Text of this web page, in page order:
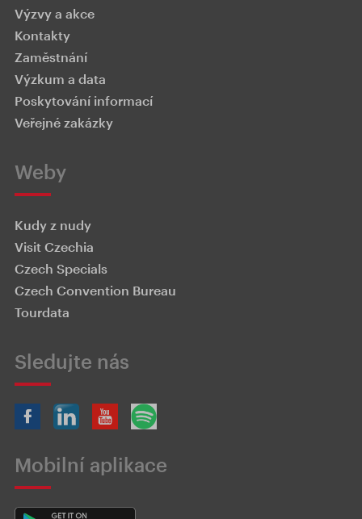
Výzvy a akce
Kontakty
Zaměstnání
Výzkum a data
Poskytování informací
Veřejné zakázky
Weby
Kudy z nudy
Visit Czechia
Czech Specials
Czech Convention Bureau
Tourdata
Sledujte nás
Mobilní aplikace